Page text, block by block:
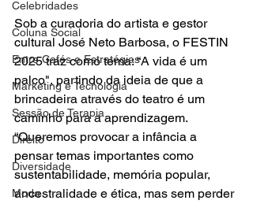
Celebridades
Coluna Social
Entre Cafés e Estratégias
Marketing e Tecnologia
Sessão de Terapia
Direito
Diversidade
Moda
Sob a curadoria do artista e gestor
cultural José Neto Barbosa, o FESTIN
2025 traz como tema: “A vida é um
palco", partindo da ideia de que a
brincadeira através do teatro é um
caminho para a aprendizagem.
“Queremos provocar a infância a
pensar temas importantes como
sustentabilidade, memória popular,
ancestralidade e ética, mas sem perder